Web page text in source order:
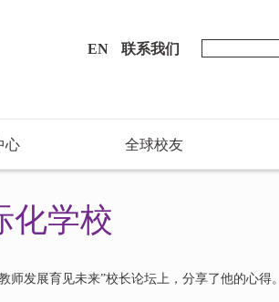
EN 联系我们
心 全球校友
化学校
发展育见未来”校长论坛上，分享了他的心得。